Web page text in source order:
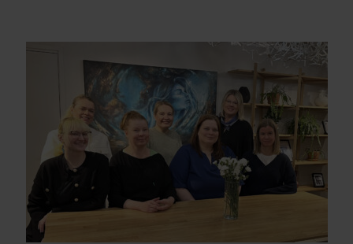
mediayksikkö